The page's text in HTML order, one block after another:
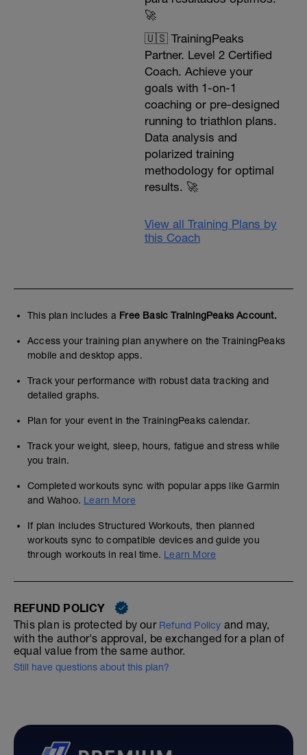
🚀
🇺🇸 TrainingPeaks
Partner. Level 2 Certified
Coach. Achieve your
goals with 1-on-1
coaching or pre-designed
running to triathlon plans.
Data analysis and
polarized training
methodology for optimal
results. 🚀
View all Training Plans by
this Coach
This plan includes a Free Basic TrainingPeaks Account.
Access your training plan anywhere on the TrainingPeaks
mobile and desktop apps.
Track your performance with robust data tracking and
detailed graphs.
Plan for your event in the TrainingPeaks calendar.
Track your weight, sleep, hours, fatigue and stress while
you train.
Completed workouts sync with popular apps like Garmin
and Wahoo. Learn More
If plan includes Structured Workouts, then planned
workouts sync to compatible devices and guide you
through workouts in real time. Learn More
REFUND POLICY
This plan is protected by our Refund Policy and may,
with the author's approval, be exchanged for a plan of
equal value from the same author.
Still have questions about this plan?